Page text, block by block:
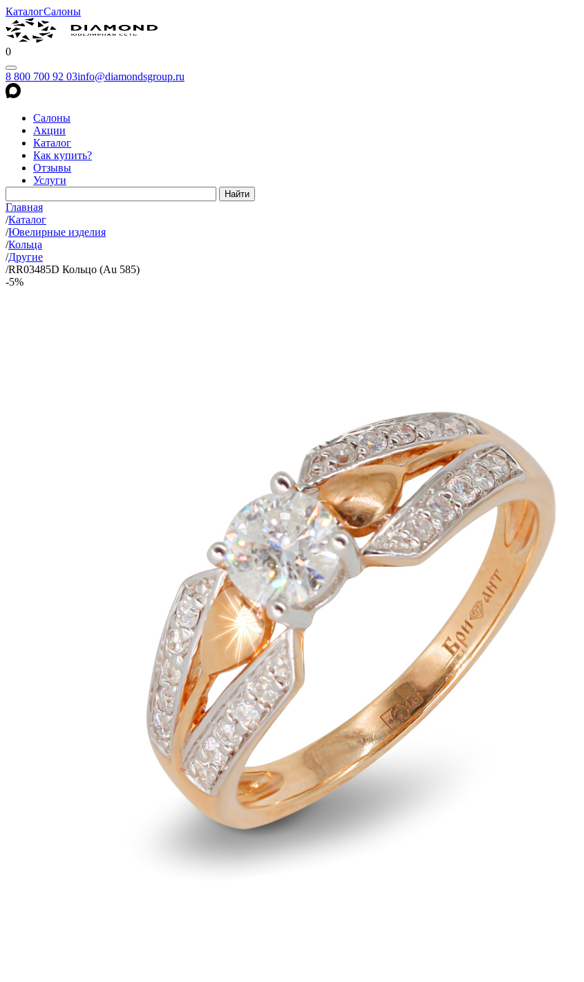
КаталогСалоны
0
8 800 700 92 03info@diamondsgroup.ru
Салоны
Акции
Каталог
Как купить?
Отзывы
Услуги
Главная
/Каталог
/Ювелирные изделия
/Кольца
/Другие
/RR03485D Кольцо (Au 585)
-5%